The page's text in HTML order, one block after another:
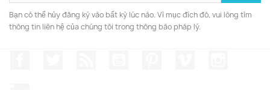
Bạn có thể hủy đăng ký vào bất kỳ lúc nào. Vì mục đích đó, vui lòng tìm
thông tin liên hệ của chúng tôi trong thông báo pháp lý.